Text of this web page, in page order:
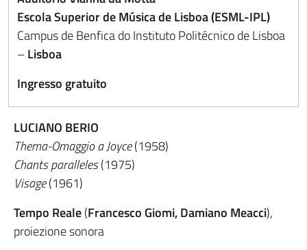
Escola Superior de Música de Lisboa (ESML-IPL)
Campus de Benfica do Instituto Politécnico de Lisboa
–Lisboa
Ingresso gratuito
LUCIANO BERIO
Thema-Omaggio a Joyce(1958)
Chants paralleles(1975)
Visage(1961)
Tempo Reale(Francesco Giomi, Damiano Meacci),
proiezione sonora